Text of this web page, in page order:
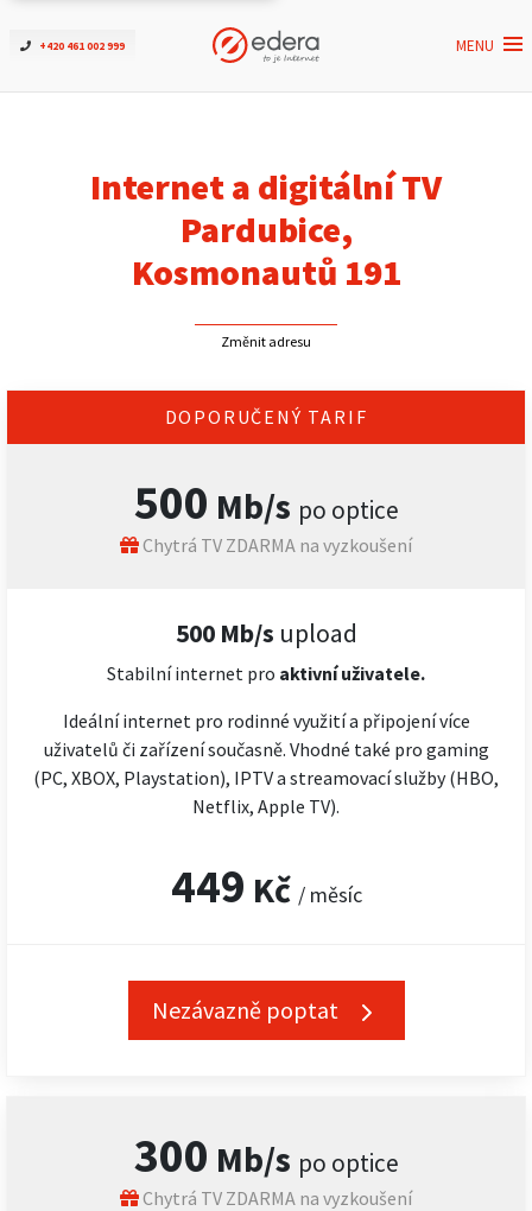
+420 461 002 999 MENU
Ověřit dostupnost
ČEZNET TV
Podpora
Kontakt
Internet a digitální TV
Pardubice,
Kosmonautů 191
Změnit adresu
300 Mb/s po optice
Chytrá TV ZDARMA na vyzkoušení
DOPORUČENÝ TARIF
500 Mb/s po optice
Chytrá TV ZDARMA na vyzkoušení
500 Mb/s upload
Stabilní internet pro aktivní uživatele.
Ideální internet pro rodinné využití a připojení více
uživatelů či zařízení současně. Vhodné také pro gaming
(PC, XBOX, Playstation), IPTV a streamovací služby (HBO,
Netflix, Apple TV).
449 Kč / měsíc
Nezávazně poptat